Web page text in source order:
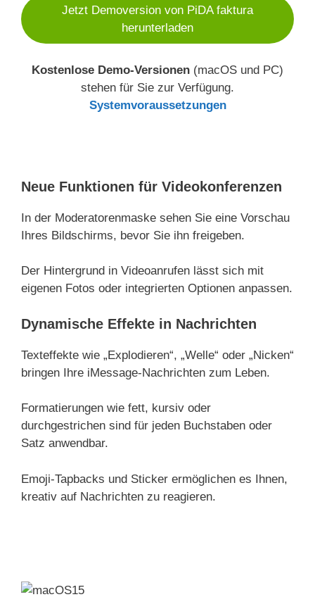
Jetzt Demoversion von PiDA faktura
herunterladen
Kostenlose Demo-Versionen (macOS und PC)
stehen für Sie zur Verfügung.
Systemvoraussetzungen
Neue Funktionen für Videokonferenzen
In der Moderatorenmaske sehen Sie eine Vorschau
Ihres Bildschirms, bevor Sie ihn freigeben.
Der Hintergrund in Videoanrufen lässt sich mit
eigenen Fotos oder integrierten Optionen anpassen.
Dynamische Effekte in Nachrichten
Texteffekte wie „Explodieren“, „Welle“ oder „Nicken“
bringen Ihre iMessage-Nachrichten zum Leben.
Formatierungen wie fett, kursiv oder
durchgestrichen sind für jeden Buchstaben oder
Satz anwendbar.
Emoji-Tapbacks und Sticker ermöglichen es Ihnen,
kreativ auf Nachrichten zu reagieren.